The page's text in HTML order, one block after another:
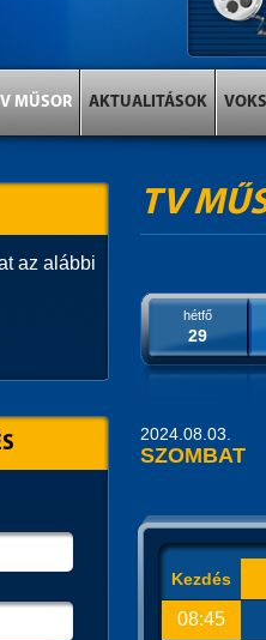
MŰSOR AKTUALITÁSOK VOKS
TV
hétfő
29
2024.08.03.
SZOMBAT
Kezdés
08:45
az alábbi